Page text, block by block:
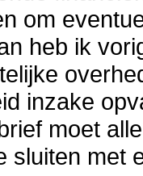
om
heb ik
inzake
moet
sluiten met